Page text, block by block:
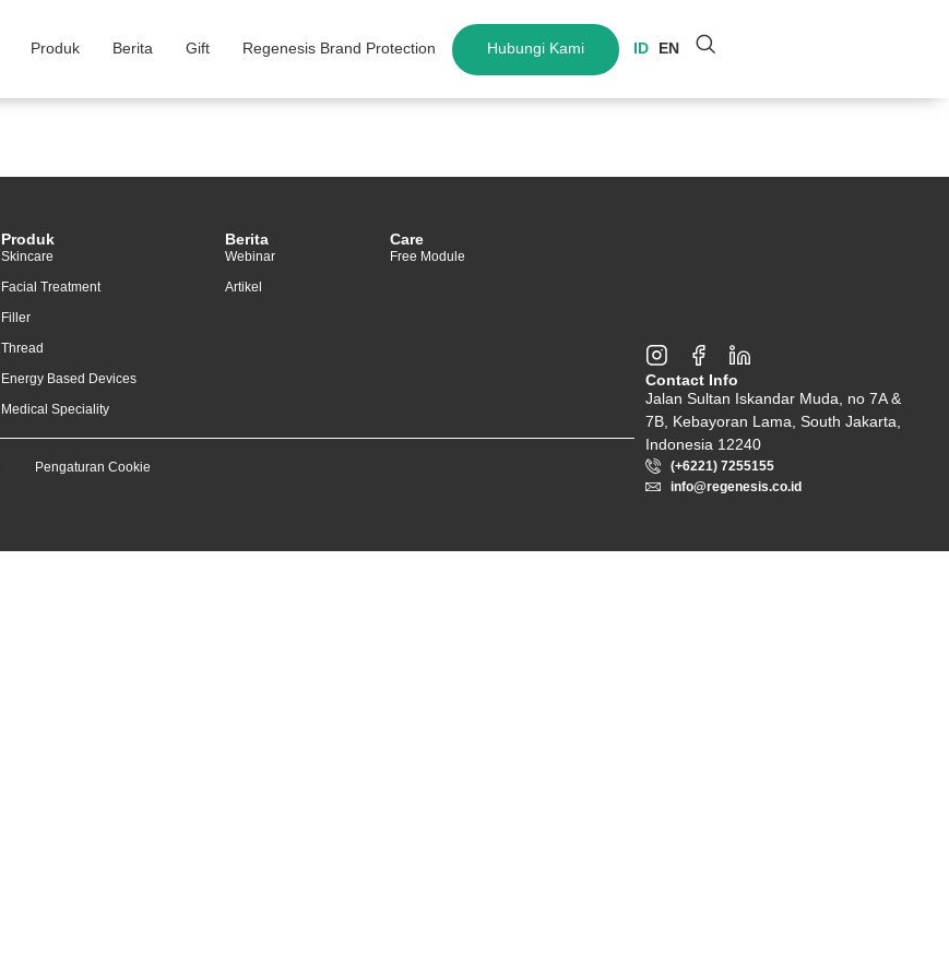
Produk Berita Gift Regenesis Brand Protection Hubungi Kami ID EN
Produk
Skincare
Facial Treatment
Filler
Thread
Energy Based Devices
Medical Speciality
Berita
Webinar
Artikel
Care
Free Module
Pengaturan Cookie
Contact Info
Jalan Sultan Iskandar Muda, no 7A &
7B, Kebayoran Lama, South Jakarta,
Indonesia 12240
(+6221) 7255155
info@regenesis.co.id